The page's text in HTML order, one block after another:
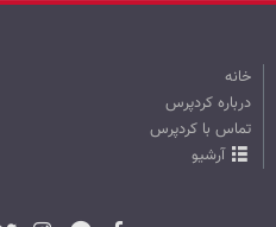
خانه
درباره کردپرس
تماس با کردپرس
آرشیو